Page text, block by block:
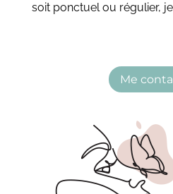
soit ponctuel ou régulier,
Me